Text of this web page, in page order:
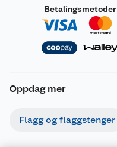
Betalingsmetoder
Oppdag mer
Flagg og flaggstenger